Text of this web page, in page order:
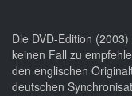
Die DVD-Edition
keinen Fall zu
den englischen
deutschen